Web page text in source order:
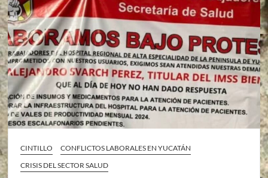
CINTILLO
CONFLICTOS LABORALES EN YUCATÁN
CRISIS DEL SECTOR SALUD